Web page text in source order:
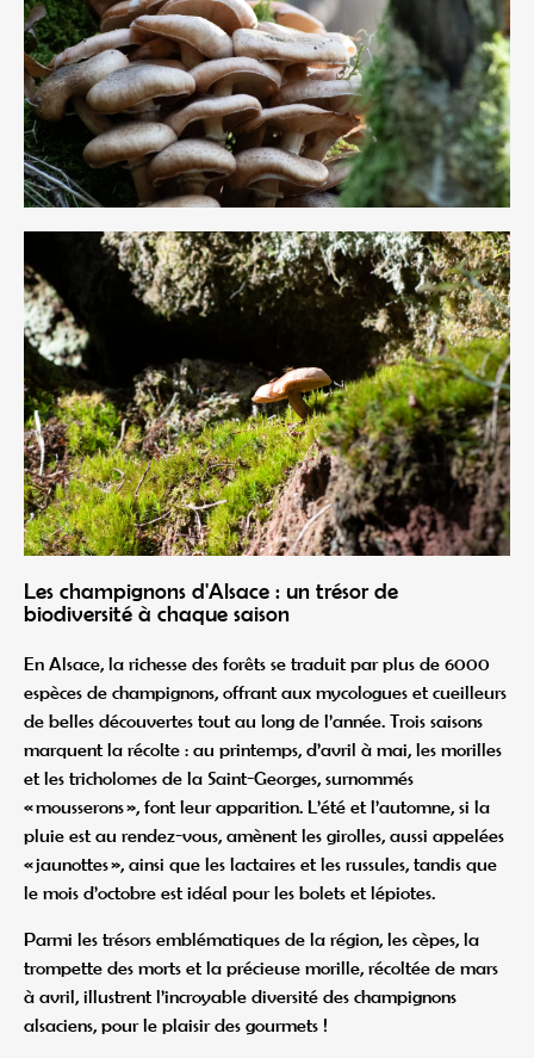
Les champignons d'Alsace : un trésor de
biodiversité à chaque saison
En Alsace, la richesse des forêts se traduit par plus de 6000
espèces de champignons, offrant aux mycologues et cueilleurs
de belles découvertes tout au long de l’année. Trois saisons
marquent la récolte : au printemps, d’avril à mai, les morilles
et les tricholomes de la Saint-Georges, surnommés
« mousserons », font leur apparition. L’été et l’automne, si la
pluie est au rendez-vous, amènent les girolles, aussi appelées
« jaunottes », ainsi que les lactaires et les russules, tandis que
le mois d’octobre est idéal pour les bolets et lépiotes.
Parmi les trésors emblématiques de la région, les cèpes, la
trompette des morts et la précieuse morille, récoltée de mars
à avril, illustrent l’incroyable diversité des champignons
alsaciens, pour le plaisir des gourmets !